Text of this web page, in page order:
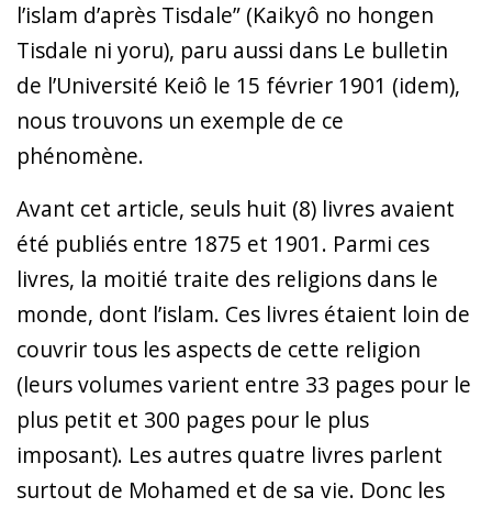
l’islam d’après Tisdale” (Kaikyô no hongen
Tisdale ni yoru), paru aussi dans Le bulletin
de l’Université Keiô le 15 février 1901 (idem),
nous trouvons un exemple de ce
phénomène.
Avant cet article, seuls huit (8) livres avaient
été publiés entre 1875 et 1901. Parmi ces
livres, la moitié traite des religions dans le
monde, dont l’islam. Ces livres étaient loin de
couvrir tous les aspects de cette religion
(leurs volumes varient entre 33 pages pour le
plus petit et 300 pages pour le plus
imposant). Les autres quatre livres parlent
surtout de Mohamed et de sa vie. Donc les